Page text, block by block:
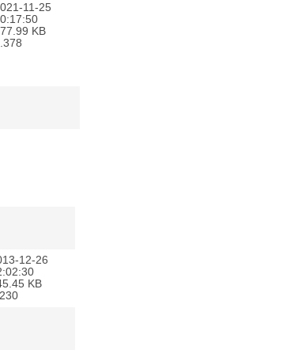
11-25
KB
12-26
KB